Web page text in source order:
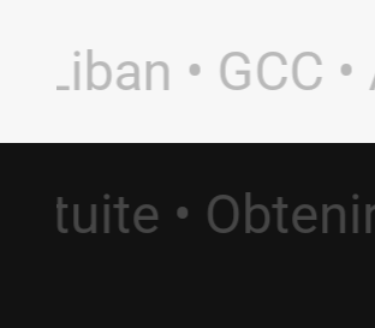
Liban • GCC
•